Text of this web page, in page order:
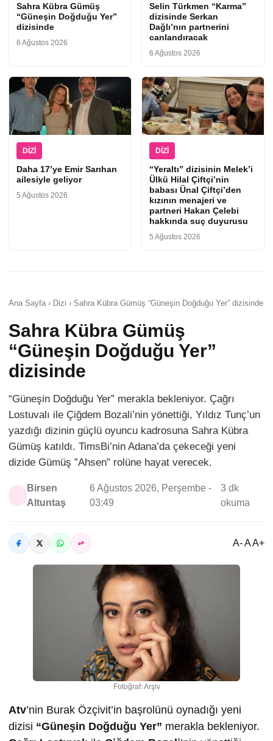
Sahra Kübra Gümüş
“Güneşin Doğduğu Yer”
dizisinde
6 Ağustos 2026
Selin Türkmen “Karma”
dizisinde Serkan
Dağlı’nın partnerini
canlandıracak
6 Ağustos 2026
DIZI
Daha 17’ye Emir Sarıhan
ailesiyle geliyor
5 Ağustos 2026
DIZI
“Yeraltı” dizisinin Melek’i
Ülkü Hilal Çiftçi’nin
babası Ünal Çiftçi’den
kızının menajeri ve
partneri Hakan Çelebi
hakkında suç duyurusu
5 Ağustos 2026
Ana Sayfa › Dizi › Sahra Kübra Gümüş “Güneşin Doğduğu Yer” dizisinde
Sahra Kübra Gümüş
“Güneşin Doğduğu Yer”
dizisinde
“Güneşin Doğduğu Yer” merakla bekleniyor. Çağrı
Lostuvalı ile Çiğdem Bozali’nin yönettiği, Yıldız Tunç’un
yazdığı dizinin güçlü oyuncu kadrosuna Sahra Kübra
Gümüş katıldı. TimsBi’nin Adana’da çekeceği yeni
dizide Gümüş ”Ahsen” rolüne hayat verecek.
Birsen
Altuntaş
6 Ağustos 2026, Perşembe -
03:49
3 dk
okuma
A- A A+
Fotoğraf: Arşiv
Atv’nin Burak Özçivit’in başrolünü oynadığı yeni
dizisi “Güneşin Doğduğu Yer” merakla bekleniyor.